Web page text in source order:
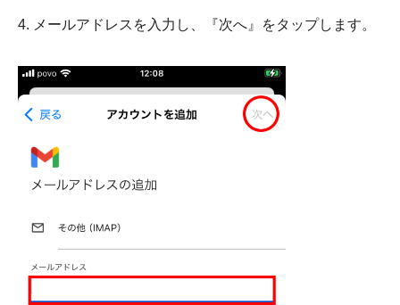
4. メールアドレスを入力し、『次へ』をタップします。